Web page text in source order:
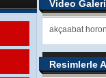
Organizasyona
Organizasyona
Video Galeri
akçaabat
Resimlerle